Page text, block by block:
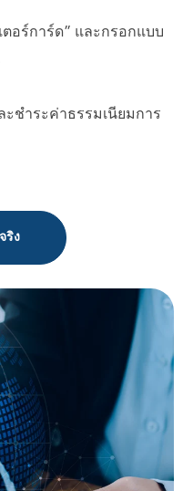
ตอร์การ์ด” และกรอกแบบ
ชําระค่าธรรมเนียมการ
ริง